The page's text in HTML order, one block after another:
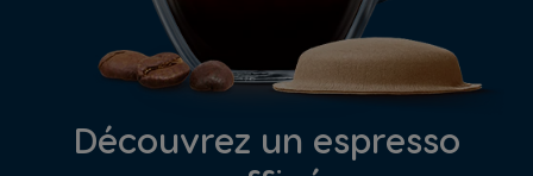
Découvrez un espresso